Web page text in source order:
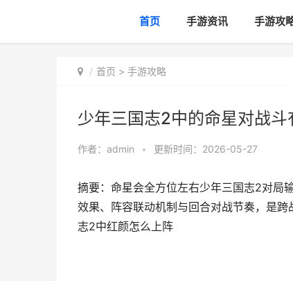
首页 手游资讯 手游攻
首页 > 手游攻略
少年三国志2中的命星对战
作者： admin • 更新时间：2026-05-27
摘要：命星会全方位左右少年三国志2对局
效果、阵容联动机制与回合对战节奏，是
志2中红颜怎么上阵